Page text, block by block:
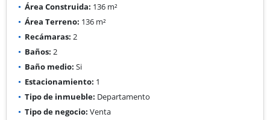
Área Construida: 136 m²
Área Terreno: 136 m²
Recámaras: 2
Baños: 2
Baño medio: Si
Estacionamiento: 1
Tipo de inmueble: Departamento
Tipo de negocio: Venta